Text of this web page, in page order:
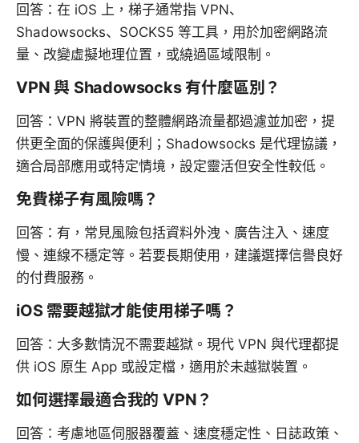
回答：在 iOS 上，梯子通常指 VPN、
Shadowsocks、SOCKS5 等工具，用於加密網路流
量、改變虛擬地理位置，或繞過區域限制。
VPN 與 Shadowsocks 有什麼區別？
回答：VPN 將裝置的整體網路流量都過濾並加密，提
供更全面的保護與便利；Shadowsocks 是代理協議，
適合局部應用或特定情境，設定靈活但安全性較低。
免費梯子有風險嗎？
回答：有，常見風險包括資料外洩、廣告注入、速度
慢、連線不穩定等。若要長期使用，建議選擇信譽良好
的付費服務。
iOS 需要越獄才能使用梯子嗎？
回答：大多數情況不需要越獄。現代 VPN 與代理都提
供 iOS 原生 App 或設定檔，適用於未越獄裝置。
如何選擇最適合我的 VPN？
回答：考慮地區伺服器覆蓋、速度穩定性、日誌政策、